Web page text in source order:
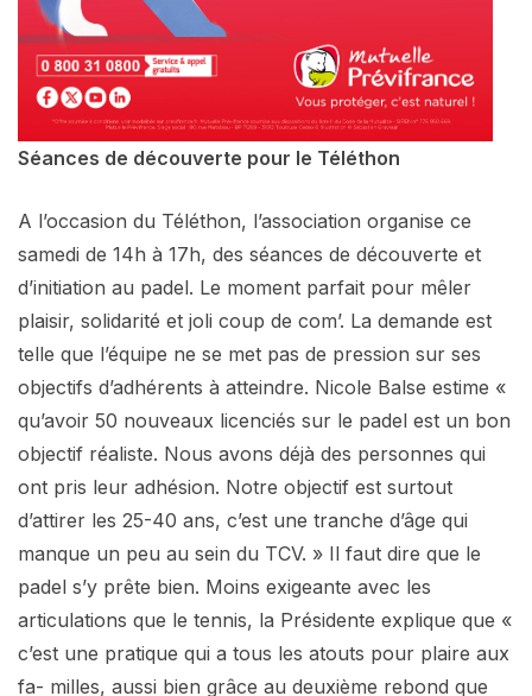
Séances de découverte pour le Téléthon
A l’occasion du Téléthon, l’association organise ce
samedi de 14h à 17h, des séances de découverte et
d’initiation au padel. Le moment parfait pour mêler
plaisir, solidarité et joli coup de com’. La demande est
telle que l’équipe ne se met pas de pression sur ses
objectifs d’adhérents à atteindre. Nicole Balse estime «
qu’avoir 50 nouveaux licenciés sur le padel est un bon
objectif réaliste. Nous avons déjà des personnes qui
ont pris leur adhésion. Notre objectif est surtout
d’attirer les 25-40 ans, c’est une tranche d’âge qui
manque un peu au sein du TCV. » Il faut dire que le
padel s’y prête bien. Moins exigeante avec les
articulations que le tennis, la Présidente explique que «
c’est une pratique qui a tous les atouts pour plaire aux
fa- milles, aussi bien grâce au deuxième rebond que